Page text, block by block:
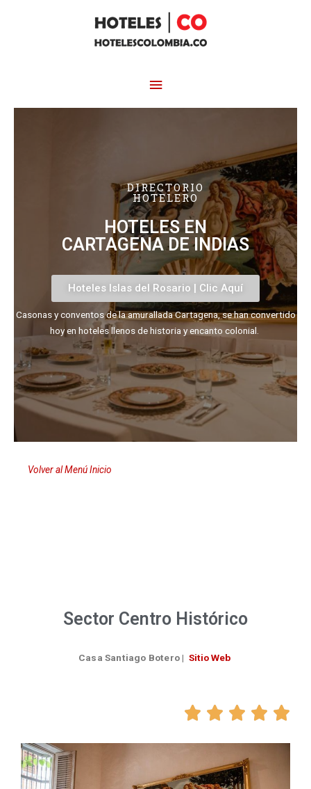
DIRECTORIO
HOTELERO
HOTELES EN
CARTAGENA DE INDIAS
Hoteles Islas del Rosario | Clic Aquí
Casonas y conventos de la amurallada Cartagena, se han convertido
hoy en hoteles llenos de historia y encanto colonial.
Volver al Menú Inicio
Sector Centro Histórico
Casa Santiago Botero| Sitio Web
    